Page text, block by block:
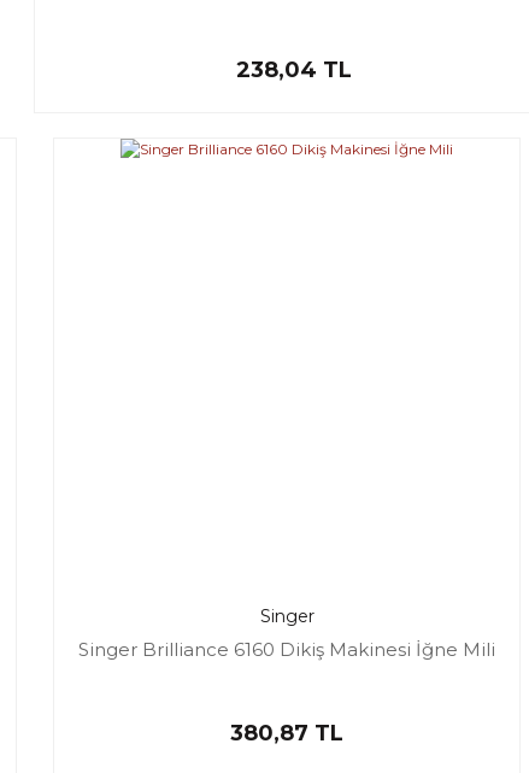
238,04 TL
Singer
Singer Brilliance 6160 Dikiş Makinesi İğne Mili
380,87 TL